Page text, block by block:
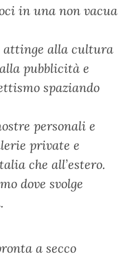
in una non vacua
alla cultura
pubblicità e
spaziando
personali e
private e
che all’estero.
dove svolge
a secco